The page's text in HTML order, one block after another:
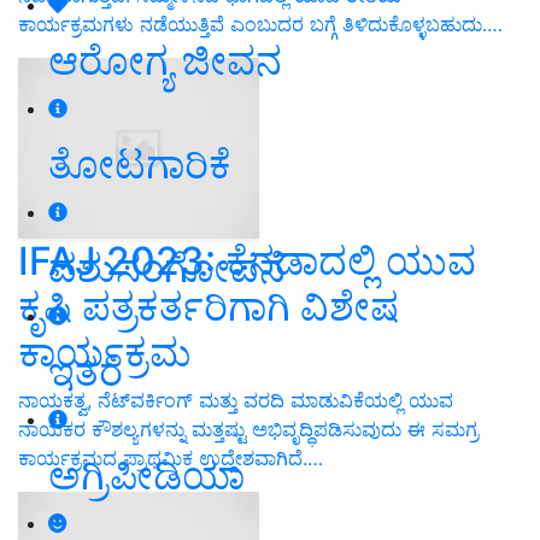
ಆರೋಗ್ಯ ಜೀವನ
ತೋಟಗಾರಿಕೆ
ಪಶುಸಂಗೋಪನೆ
ಇತರೆ
ಅಗ್ರಿಪೀಡಿಯಾ
ಕಾರ್ಯಕ್ರಮಗಳು ನಡೆಯುತ್ತಿವೆ ಎಂಬುದರ ಬಗ್ಗೆ ತಿಳಿದುಕೊಳ್ಳಬಹುದು.…
IFAJ 2023: ಕೆನಡಾದಲ್ಲಿ ಯುವ
ಕೃಷಿ ಪತ್ರಕರ್ತರಿಗಾಗಿ ವಿಶೇಷ
ಕಾರ್ಯಕ್ರಮ
ನಾಯಕತ್ವ, ನೆಟ್‌ವರ್ಕಿಂಗ್ ಮತ್ತು ವರದಿ ಮಾಡುವಿಕೆಯಲ್ಲಿ ಯುವ
ನಾಯಕರ ಕೌಶಲ್ಯಗಳನ್ನು ಮತ್ತಷ್ಟು ಅಭಿವೃದ್ಧಿಪಡಿಸುವುದು ಈ ಸಮಗ್ರ
ಕಾರ್ಯಕ್ರಮದ ಪ್ರಾಥಮಿಕ ಉದ್ದೇಶವಾಗಿದೆ.…